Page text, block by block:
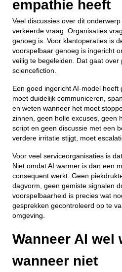
empathie heeft
Veel discussies over dit
verkeerde vraag. Organisaties
genoeg is. Voor klantoperaties is
voorspelbaar genoeg is ingericht
veilig te begeleiden. Dat gaat over
sciencefiction.
Een goed ingericht AI-model
moet duidelijk communiceren,
en weten wanneer het moet
zinnen, geen holle excuses, geen
script en geen discussie met een
verdere irritatie stijgt, moet
Voor veel serviceorganisaties is
Niet omdat AI warmer is dan een
consequent werkt. Geen
dagvorm, geen gemiste signalen
voorspelbaarheid is precies wat
gesprekken gecontroleerd op te
omgeving.
Wanneer AI wel
wanneer niet